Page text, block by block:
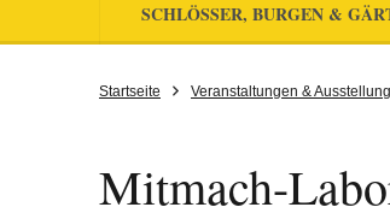
SCHLÖSSER, BURGEN &
Startseite Veranstaltungen &
Mitmach-